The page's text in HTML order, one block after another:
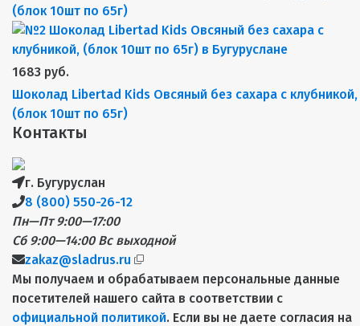
(блок 10шт по 65г)
1683 руб.
Шоколад Libertad Kids Овсяный без сахара с клубникой,
(блок 10шт по 65г)
Контакты
г. Бугуруслан
8 (800) 550-26-12
Пн—Пт 9:00—17:00
Сб 9:00—14:00 Вс выходной
zakaz@sladrus.ru
Мы получаем и обрабатываем персональные данные
посетителей нашего сайта в соответствии с
официальной политикой. Если вы не даете согласия на